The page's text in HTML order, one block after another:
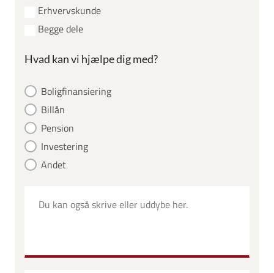
Erhvervskunde
Begge dele
Hvad kan vi hjælpe dig med?
Boligfinansiering
Billån
Pension
Investering
Andet